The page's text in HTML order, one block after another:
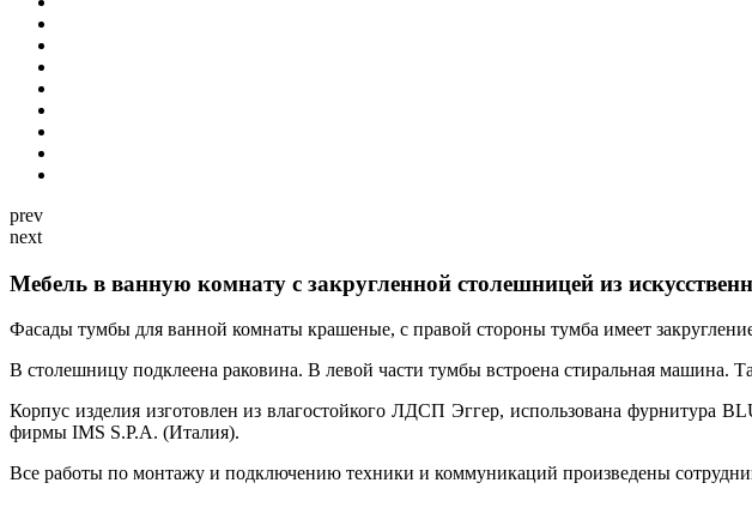
prev
next
Мебель в ванную комнату с закругленной столешницей из
Фасады тумбы для ванной комнаты крашеные, с правой стороны тумба имеет
В столешницу подклеена раковина. В левой части тумбы встроена стиральная машина.
Корпус изделия изготовлен из влагостойкого ЛДСП Эггер, использована фурнитура
фирмы IMS S.P.A. (Италия).
Все работы по монтажу и подключению техники и коммуникаций произведены